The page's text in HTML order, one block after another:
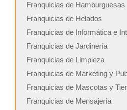
Franquicias de Hamburguesas
Franquicias de Helados
Franquicias de Informática e
Franquicias de Jardinería
Franquicias de Limpieza
Franquicias de Marketing y
Franquicias de Mascotas y
Franquicias de Mensajería